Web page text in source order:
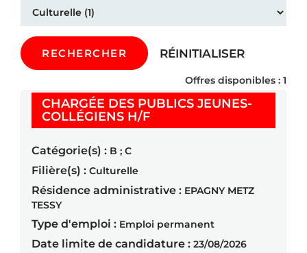
RECHERCHER RÉINITIALISER
Offres disponibles : 1
CHARGÉE DES PUBLICS JEUNES-
COLLÉGIENS H/F(Nouvelle fenêtre)
Catégorie(s) : B ; C
Filière(s) : Culturelle
Résidence administrative : EPAGNY METZ
TESSY
Type d'emploi : Emploi permanent
Date limite de candidature : 23/08/2026